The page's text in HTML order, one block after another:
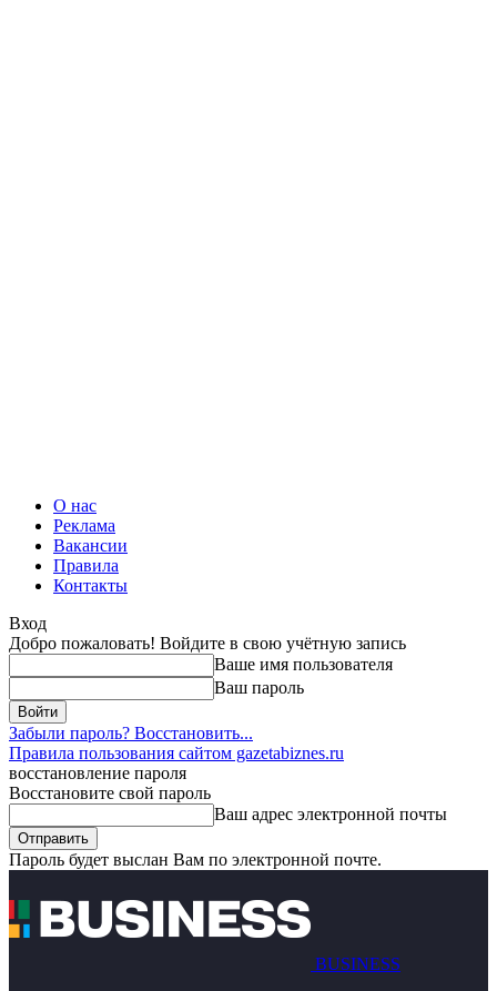
О нас
Реклама
Вакансии
Правила
Контакты
Вход
Добро пожаловать! Войдите в свою учётную запись
Ваше имя пользователя
Ваш пароль
Забыли пароль? Восстановить...
Правила пользования сайтом gazetabiznes.ru
восстановление пароля
Восстановите свой пароль
Ваш адрес электронной почты
Пароль будет выслан Вам по электронной почте.
BUSINESS